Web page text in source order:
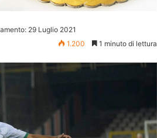
29 Luglio 2021
1.200
1 minuto di lettura